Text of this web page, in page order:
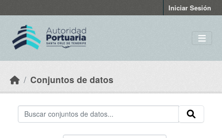
Iniciar Sesión
Conjuntos de datos